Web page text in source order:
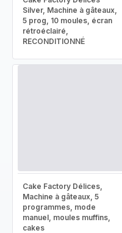
Silver, Machine à gâteaux,
5 prog, 10 moules, écran
rétroéclairé,
RECONDITIONNÉ
Cake Factory Délices,
Machine à gâteaux, 5
programmes, mode
manuel, moules muffins,
cakes